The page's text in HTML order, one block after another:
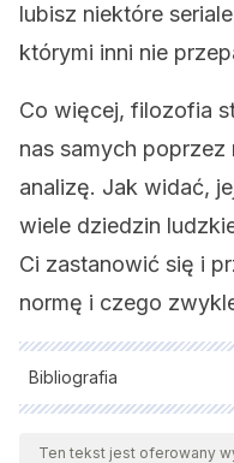
lubisz niektóre
którymi inni nie
Co więcej, filozofia
nas samych
analizę. Jak widać,
wiele dziedzin
Ci zastanowić się i
normę i czego
Bibliografia
Wszystkie cytowane
przeanalizowane przez
Ten tekst jest oferowany